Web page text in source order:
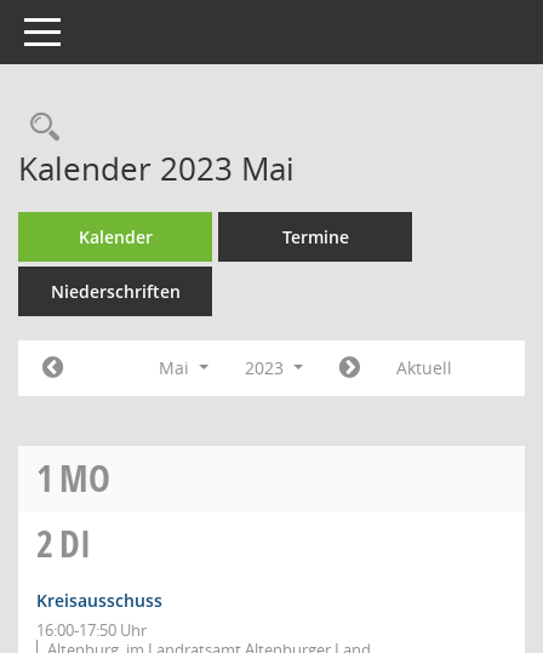
Toggle navigation
Rechercheauswahl
Kalender 2023 Mai
Kalender Termine
Niederschriften
Mai 2023 Aktuell
1 MO
2DI
Kreisausschuss
16:00-17:50 Uhr